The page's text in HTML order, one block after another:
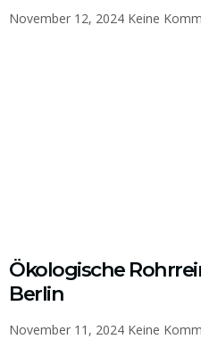
November 12, 2024 Keine
Ökologische
Berlin
November 11, 2024 Keine